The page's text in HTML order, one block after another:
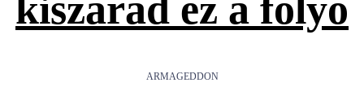
ARMAGEDDON